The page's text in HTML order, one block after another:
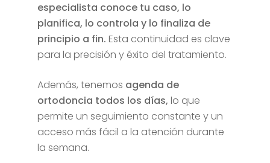
especialista conoce tu caso, lo
planifica, lo controla y lo finaliza de
principio a fin. Esta continuidad es clave
para la precisión y éxito del tratamiento.
Además, tenemos agenda de
ortodoncia todos los días, lo que
permite un seguimiento constante y un
acceso más fácil a la atención durante
la semana.